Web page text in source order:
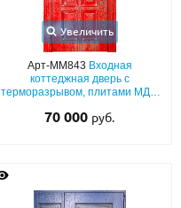
Увеличить
Арт-ММ843 Входная
коттеджная дверь с
терморазрывом, плитами МДФ
патиной и багетной раскладкой,
70 000 руб.